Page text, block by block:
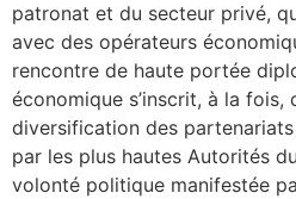
patronat et du secteur privé,
avec des opérateurs
rencontre de haute portée
économique s’inscrit, à la fois,
diversification des
par les plus hautes Autorités
volonté politique manifestée